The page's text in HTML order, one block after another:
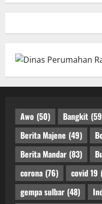
Awo (50) Bangkit
Berita Majene (49)
Berita Mandar (83)
corona (76) covid 19
gempa sulbar (48)